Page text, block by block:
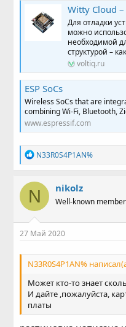
Witty Cloud –
Для отладки
можно
необходимой
структурой –
voltiq.ru
ESP SoCs
Wireless SoCs that are
combining Wi-Fi, Bluetooth,
www.espressif.com
Р
е
а
к
ц
и
и
:
N33R0S4P1AN%
N nikolz
Well-known member
27 Май 2020
N33R0S4P1AN%
Может кто-то знает
И дайте ,пожалуйста,
платы